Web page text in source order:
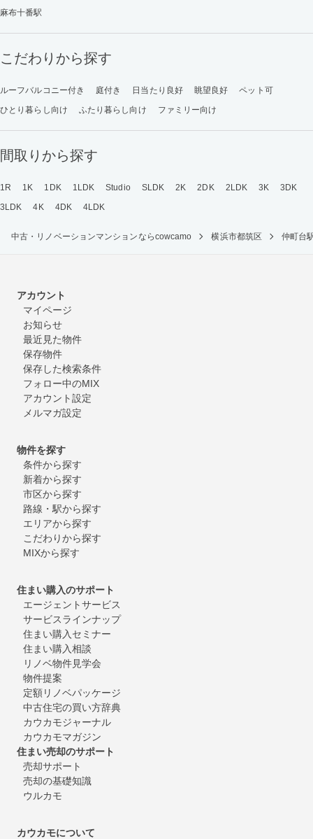
麻布十番駅
こだわりから探す
ルーフバルコニー付き 庭付き 日当たり良好 眺望良好
ペット可
ひとり暮らし向け
ふたり暮らし向け ファミリー向け
間取りから探す
1R 1K 1DK 1LDK Studio SLDK 2K 2DK 2LDK 3K
3DK
3LDK
4K 4DK 4LDK
中古・リノベーションマンションならcowcamo 横浜市都筑区 仲町台
アカウント
マイページ
お知らせ
最近見た物件
保存物件
保存した検索条件
フォロー中のMIX
アカウント設定
メルマガ設定
物件を探す
条件から探す
新着から探す
市区から探す
路線・駅から探す
エリアから探す
こだわりから探す
MIXから探す
住まい購入のサポート
エージェントサービス
サービスラインナップ
住まい購入セミナー
住まい購入相談
リノベ物件見学会
物件提案
定額リノベパッケージ
中古住宅の買い方辞典
カウカモジャーナル
カウカモマガジン
住まい売却のサポート
売却サポート
売却の基礎知識
ウルカモ
カウカモについて